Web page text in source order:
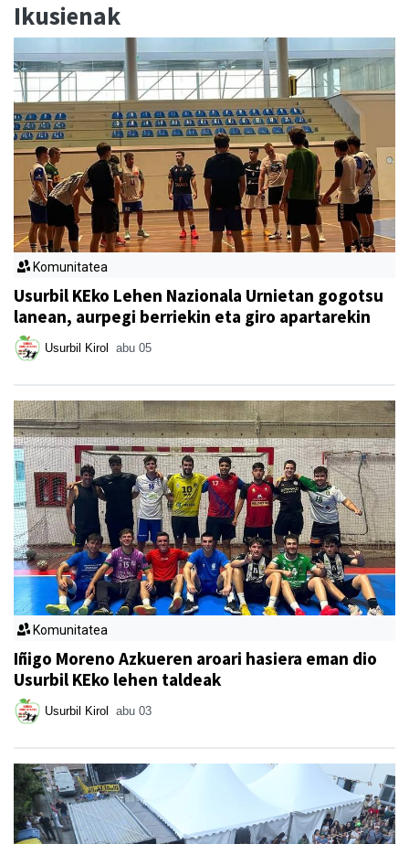
Ikusienak
Komunitatea
Usurbil KEko Lehen Nazionala Urnietan gogotsu
lanean, aurpegi berriekin eta giro apartarekin
Usurbil Kirol abu 05
Komunitatea
Iñigo Moreno Azkueren aroari hasiera eman dio
Usurbil KEko lehen taldeak
Usurbil Kirol abu 03